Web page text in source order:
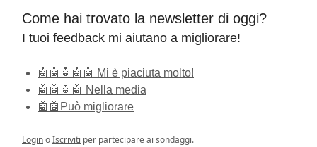
Come hai trovato la newsletter di oggi?
I tuoi feedback mi aiutano a migliorare!
🤖🤖🤖🤖🤖 Mi è piaciuta molto!
🤖🤖🤖🤖 Nella media
🤖🤖Può migliorare
LoginoIscriviti per partecipare ai sondaggi.